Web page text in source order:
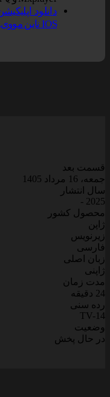
IOS ناین مووی.
بعد
16 مرداد 1405
انتشار
2025
کشور
اصلی
زمان
دقیقه
سنی
TV-
حال پخش